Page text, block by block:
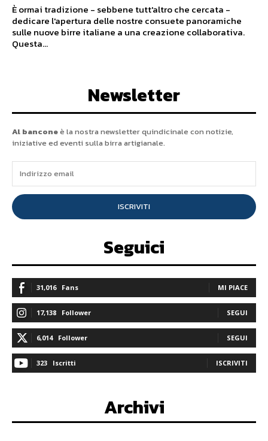
È ormai tradizione - sebbene tutt'altro che cercata -
dedicare l'apertura delle nostre consuete panoramiche
sulle nuove birre italiane a una creazione collaborativa.
Questa...
Newsletter
Al banconeè la nostra newsletter quindicinale con notizie,
iniziative ed eventi sulla birra artigianale.
ISCRIVITI
Seguici
31,016 Fans MI PIACE
17,138 Follower SEGUI
6,014 Follower SEGUI
323 Iscritti ISCRIVITI
Archivi